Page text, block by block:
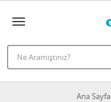
Ana Sayfa